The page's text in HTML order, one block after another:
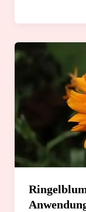
Hund:
den
Alltag